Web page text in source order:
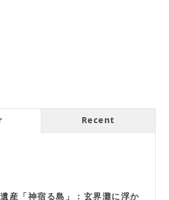
Recent
産「神宿る島」：玄界灘に浮か